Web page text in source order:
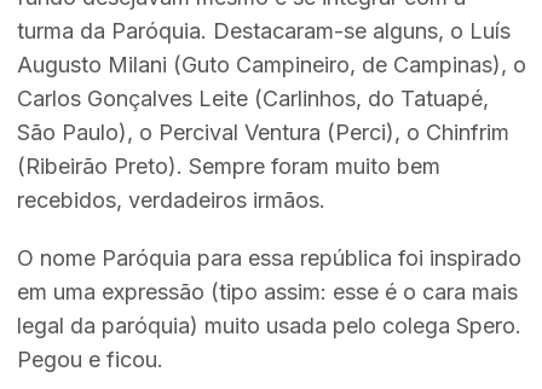
turma da Paróquia. Destacaram-se alguns, o Luís
Augusto Milani (Guto Campineiro, de Campinas), o
Carlos Gonçalves Leite (Carlinhos, do Tatuapé,
São Paulo), o Percival Ventura (Perci), o Chinfrim
(Ribeirão Preto). Sempre foram muito bem
recebidos, verdadeiros irmãos.
O nome Paróquia para essa república foi inspirado
em uma expressão (tipo assim: esse é o cara mais
legal da paróquia) muito usada pelo colega Spero.
Pegou e ficou.